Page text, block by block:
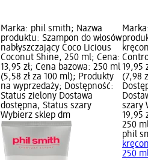
Marka: phil smith; Nazwa
produktu: Szampon do włosów
nabłyszczający Coco Licious
Coconut Shine, 250 ml; Cena:
13,95 zł; Cena bazowa: 250 ml
(5,58 zł za 100 ml); Produkty
na wyprzedaży; Dostępność:
Status zielony Dostawa
dostępna, Status szary
Wybierz sklep dm
19,95
(7,98
szary
19,95
250
phil
250